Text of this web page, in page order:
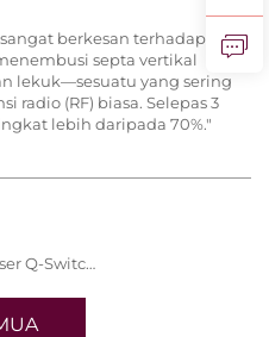
berkesan terhadap
septa vertikal
lekuk—sesuatu yang sering
radio (RF) biasa. Selepas 3
lebih daripada 70%."
Q-Switched